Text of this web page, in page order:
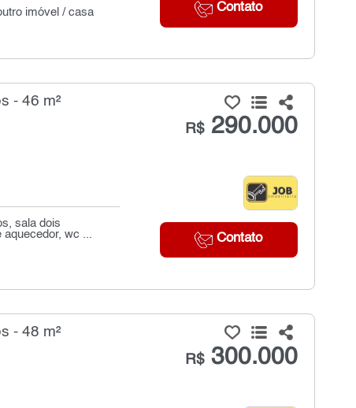
Contato
imóvel / casa
- 46 m²
R$290.000
Contato
sala dois
aquecedor, wc ...
- 48 m²
R$300.000